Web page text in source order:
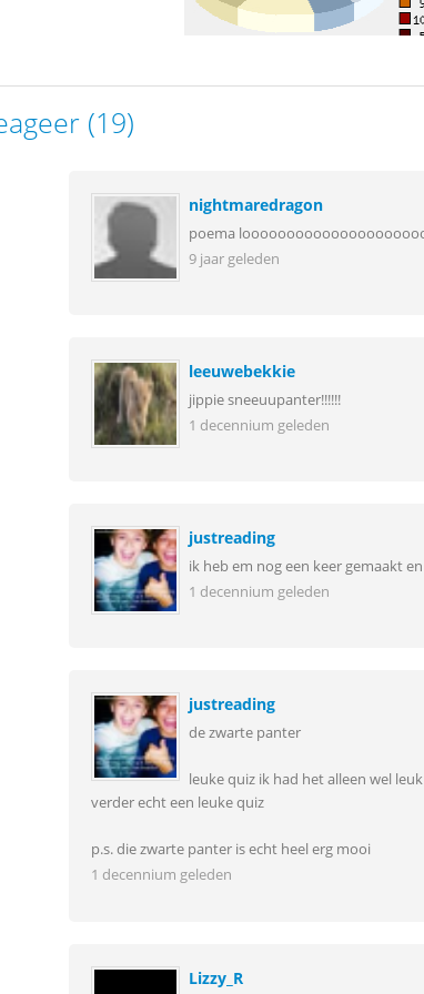
(19)
nightmaredragon
poema
9 jaar geleden
leeuwebekkie
jippie sneeuupanter!!!!!!
1 decennium geleden
justreading
ik heb em nog een keer gemaakt
1 decennium geleden
justreading
de zwarte panter
leuke quiz ik had het alleen wel
verder echt een leuke quiz
p.s. die zwarte panter is echt heel erg mooi
1 decennium geleden
Lizzy_R